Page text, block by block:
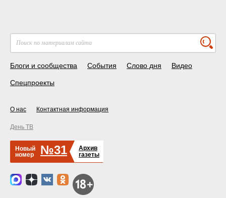
Блоги и сообщества События Слово дня Видео
Спецпроекты
О нас Контактная информация
День ТВ
Новый
номер
№31
Архив
газеты